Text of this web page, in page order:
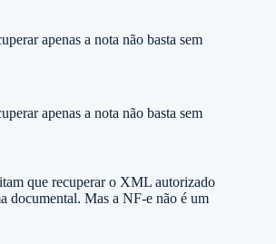
apenas a nota não basta sem
apenas a nota não basta sem
que recuperar o XML autorizado
documental. Mas a NF-e não é um